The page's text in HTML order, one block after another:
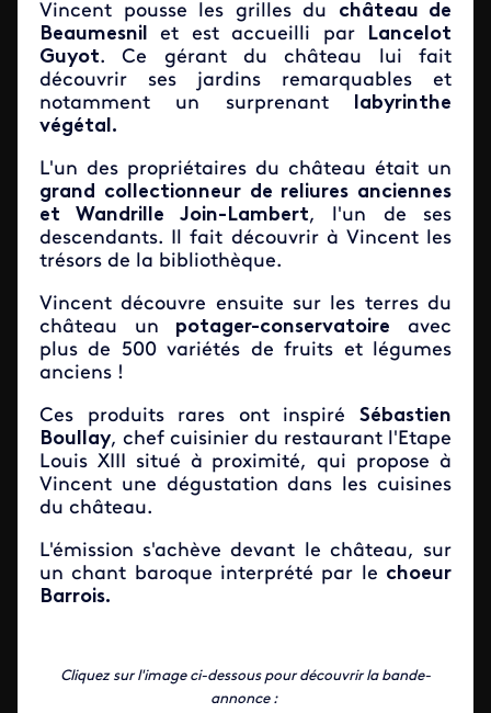
Vincent pousse les grilles du château de
Beaumesnil et est accueilli par
Lancelot
Guyot. Ce gérant du château lui fait
découvrir ses jardins remarquables et
notamment un surprenant labyrinthe
végétal.
L'un des propriétaires du château était un
grand collectionneur de reliures anciennes
et Wandrille Join-Lambert, l'un de ses
descendants. Il fait découvrir à Vincent les
trésors de la bibliothèque.
Vincent découvre ensuite sur les terres du
château un potager-conservatoire avec
plus de 500 variétés de fruits et légumes
anciens !
Ces produits rares ont inspiré Sébastien
Boullay, chef cuisinier du restaurant l'Etape
Louis XIII situé à proximité, qui propose à
Vincent une dégustation dans les cuisines
du château.
L'émission s'achève devant le château, sur
un chant baroque interprété par le choeur
Barrois.
Cliquez sur l'image ci-dessous pour découvrir la bande-
annonce :